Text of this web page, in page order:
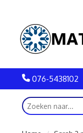
076-5438102